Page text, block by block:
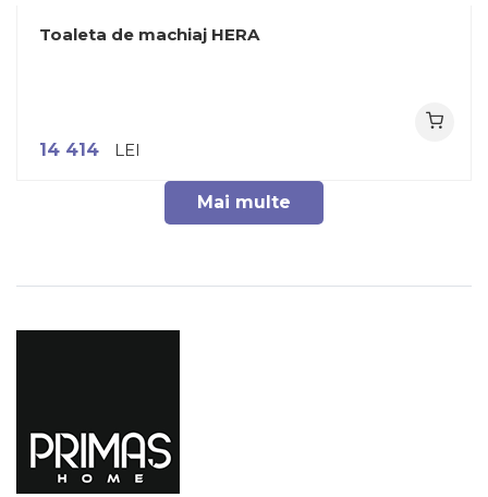
Toaleta de machiaj HERA
14 414 LEI
Mai multe